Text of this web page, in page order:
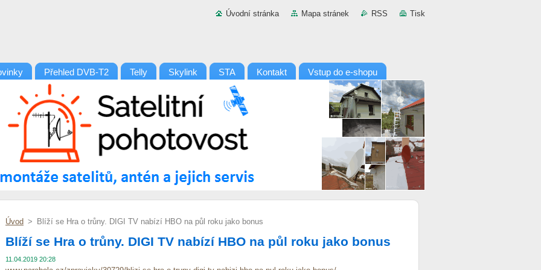
Úvodní stránka Mapa stránek RSS Tisk
Přehled DVB-T2 Telly Skylink STA Kontakt Vstup do e-shopu
Úvod > Blíží se Hra o trůny. DIGI TV nabízí HBO na půl roku jako bonus
Blíží se Hra o trůny. DIGI TV nabízí HBO na půl roku jako bonus
11.04.2019 20:28